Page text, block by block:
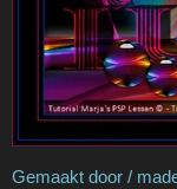
Gemaakt